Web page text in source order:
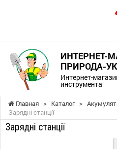
ИНТЕРНЕТ-
ПРИРОДА-
Интернет-
инструмента
Главная > Каталог >
Зарядні станції
Зарядні станції